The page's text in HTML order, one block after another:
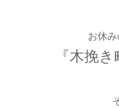
お休
『木挽